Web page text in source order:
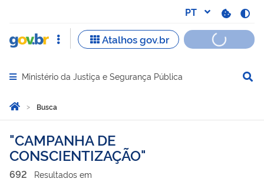
Abrir menu principal de navegação
Ministério da Justiça e Segurança Pública
Você está aqui:
Página Inicial
Busca
Busca
CAMPANHA DE
CONSCIENTIZAÇÃO
692 Resultados em